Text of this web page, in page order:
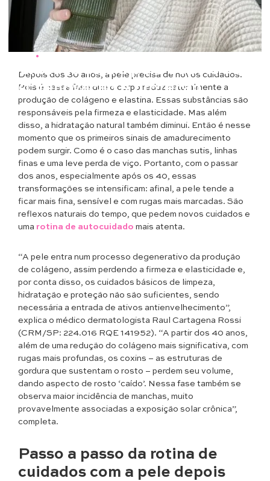
•
Cuidados com a pele depois dos
30: renovação e proteção
Depois dos 30 anos, a pele precisa de novos cuidados.
Pois é nessa fase que o corpo reduz naturalmente a
produção de colágeno e elastina. Essas substâncias são
responsáveis pela firmeza e elasticidade. Mas além
disso, a hidratação natural também diminui. Então é nesse
momento que os primeiros sinais de amadurecimento
podem surgir. Como é o caso das manchas sutis, linhas
finas e uma leve perda de viço. Portanto, com o passar
dos anos, especialmente após os 40, essas
transformações se intensificam: afinal, a pele tende a
ficar mais fina, sensível e com rugas mais marcadas. São
reflexos naturais do tempo, que pedem novos cuidados e
uma rotina de autocuidado mais atenta.
“A pele entra num processo degenerativo da produção
de colágeno, assim perdendo a firmeza e elasticidade e,
por conta disso, os cuidados básicos de limpeza,
hidratação e proteção não são suficientes, sendo
necessária a entrada de ativos antienvelhecimento”,
explica o médico dermatologista Raul Cartagena Rossi
(CRM/SP: 224.016 RQE 141952). “A partir dos 40 anos,
além de uma redução do colágeno mais significativa, com
rugas mais profundas, os coxins – as estruturas de
gordura que sustentam o rosto – perdem seu volume,
dando aspecto de rosto ‘caído’. Nessa fase também se
observa maior incidência de manchas, muito
provavelmente associadas a exposição solar crônica”,
completa.
Passo a passo da rotina de
cuidados com a pele depois